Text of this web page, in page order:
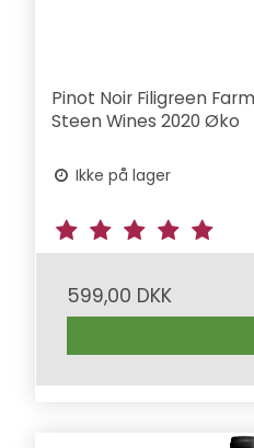
Pinot Noir Filigreen
Steen Wines 2020 Øko
Ikke på lager
599,00 DKK